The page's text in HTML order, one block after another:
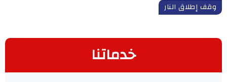
وقف إطلاق النار
خدماتنا